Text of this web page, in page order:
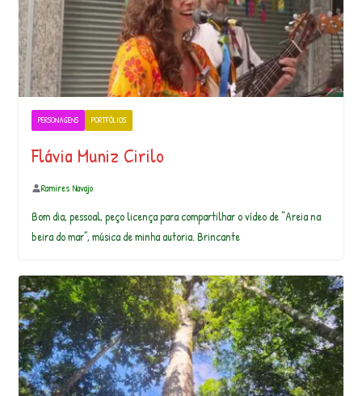
PERSONAGENS PORTFÓLIOS
Flávia Muniz Cirilo
Ramires Navajo
Bom dia, pessoal, peço licença para compartilhar o vídeo de “Areia na
beira do mar”, música de minha autoria. Brincante